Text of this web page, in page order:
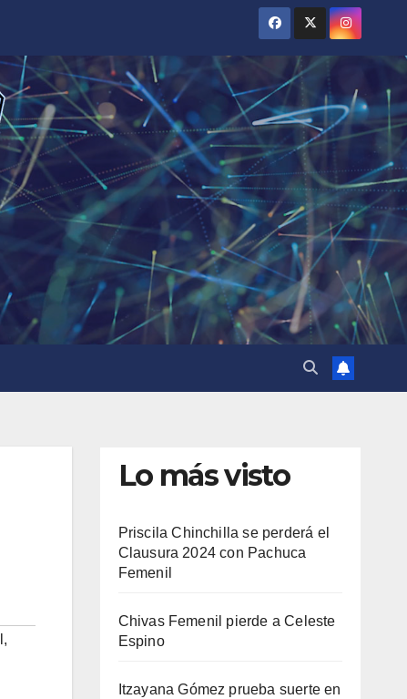
,
Lo más visto
Priscila Chinchilla se perderá el
Clausura 2024 con Pachuca
Femenil
Chivas Femenil pierde a Celeste
Espino
Itzayana Gómez prueba suerte en